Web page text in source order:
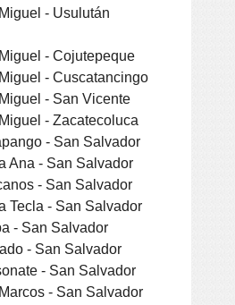
- Usulután
- Cojutepeque
- Cuscatancingo
- San Vicente
- Zacatecoluca
- San Salvador
Ana - San Salvador
- San Salvador
Tecla - San Salvador
- San Salvador
- San Salvador
- San Salvador
- San Salvador